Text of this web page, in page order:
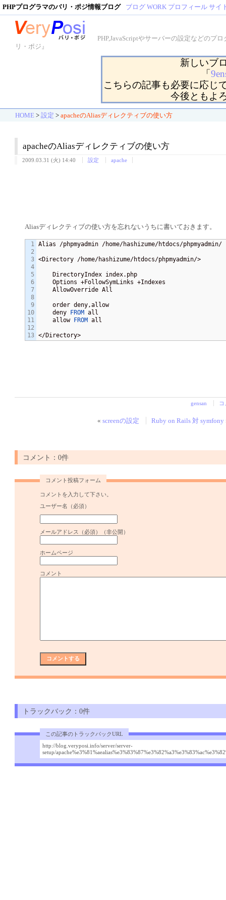
PHPプログラマのバリ・ポジ情報ブログ ブログ WORK プロフィール サイ
PHP,JavaScriptやサーバーの設定などのプ
リ・ポジ』
新しいブ
「
こちらの記事も必要に応じ
今後ともよ
HOME > 設定 > apacheのAliasディレクティブの使い方
apacheのAliasディレクティブの使い方
2009.03.31 (火) 14:40 設定 apache
Aliasディレクティブの使い方を忘れないうちに書いておきます。
1
2
3
4
5
6
7
8
9
10
11
12
Alias /phpmyadmin /home/hashizume/htdocs/phpmyadmin/
<Directory /home/hashizume/htdocs/phpmyadmin/>
    DirectoryIndex index.php
    Options +FollowSymLinks +Indexes
    AllowOverride All
    order deny,allow
    deny
FROM all
    allow
FROM all
</Directory>
gensan
« screenの設定 Ruby on Rails 対 symfony
コメント：0件
コメント投稿フォーム
コメントを入力して下さい。
ユーザー名（必須）
メールアドレス（必須）（非公開）
ホームページ
コメント
トラックバック：0件
この記事のトラックバックURL
http://blog.veryposi.info/server/server-
setup/